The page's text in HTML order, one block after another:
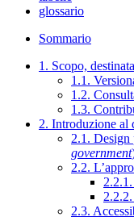
glossario
Sommario
1. Scopo,
1.1.
1.2.
1.3.
2. Introduzione al
2.1. Design
government
2.2.
2.3.